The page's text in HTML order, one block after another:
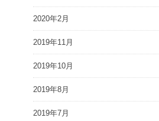
2020年2月
2019年11月
2019年10月
2019年8月
2019年7月